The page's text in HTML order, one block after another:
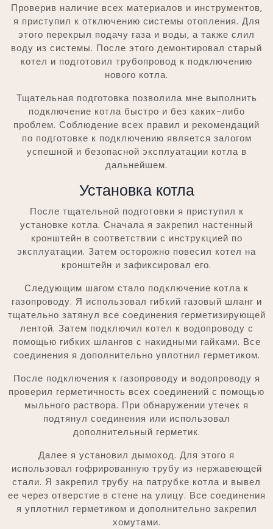
Проверив наличие всех материалов и инструментов‚
я приступил к отключению системы отопления. Для
этого перекрыл подачу газа и воды‚ а также слил
воду из системы. После этого демонтировал старый
котел и подготовил трубопровод к подключению
нового котла.
Тщательная подготовка позволила мне выполнить
подключение котла быстро и без каких-либо
проблем. Соблюдение всех правил и рекомендаций
по подготовке к подключению является залогом
успешной и безопасной эксплуатации котла в
дальнейшем.
Установка котла
После тщательной подготовки я приступил к
установке котла. Сначала я закрепил настенный
кронштейн в соответствии с инструкцией по
эксплуатации. Затем осторожно повесил котел на
кронштейн и зафиксировал его.
Следующим шагом стало подключение котла к
газопроводу. Я использовал гибкий газовый шланг и
тщательно затянул все соединения герметизирующей
лентой. Затем подключил котел к водопроводу с
помощью гибких шлангов с накидными гайками. Все
соединения я дополнительно уплотнил герметиком.
После подключения к газопроводу и водопроводу я
проверил герметичность всех соединений с помощью
мыльного раствора. При обнаружении утечек я
подтянул соединения или использовал
дополнительный герметик.
Далее я установил дымоход. Для этого я
использовал гофрированную трубу из нержавеющей
стали. Я закрепил трубу на патрубке котла и вывел
ее через отверстие в стене на улицу. Все соединения
я уплотнил герметиком и дополнительно закрепил
хомутами.